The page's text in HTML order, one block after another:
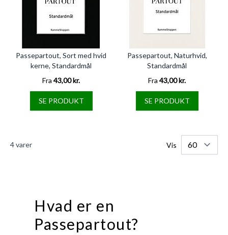
Passepartout, Sort med hvid
kerne, Standardmål
Fra 43,00 kr.
SE PRODUKT
Passepartout, Naturhvid,
Standardmål
Fra 43,00 kr.
SE PRODUKT
4varer Vis
Hvad er en
Passepartout?